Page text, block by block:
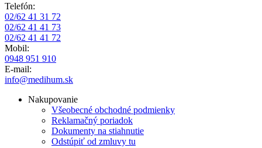
Telefón:
02/62 41 31 72
02/62 41 41 73
02/62 41 41 72
Mobil:
0948 951 910
E-mail:
info@medihum.sk
Nakupovanie
Všeobecné obchodné podmienky
Reklamačný poriadok
Dokumenty na stiahnutie
Odstúpiť od zmluvy tu